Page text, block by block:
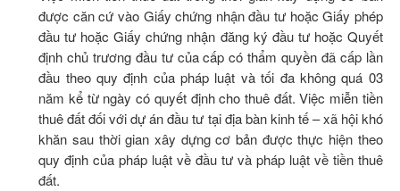
được căn cứ vào Giấy chứng nhận đầu tư hoặc Giấy phép
đầu tư hoặc Giấy chứng nhận đăng ký đầu tư hoặc Quyết
định chủ trương đầu tư của cấp có thẩm quyền đã cấp lần
đầu theo quy định của pháp luật và tối đa không quá 03
năm kể từ ngày có quyết định cho thuê đất. Việc miễn tiền
thuê đất đối với dự án đầu tư tại địa bàn kinh tế – xã hội khó
khăn sau thời gian xây dựng cơ bản được thực hiện theo
quy định của pháp luật về đầu tư và pháp luật về tiền thuê
đất.